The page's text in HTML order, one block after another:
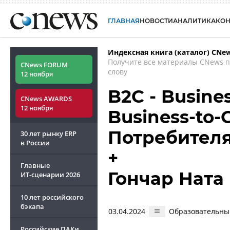
ГЛАВНАЯНОВОСТИАНАЛИТИКА
CNews FORUM
12 ноября
CNews AWARDS
12 ноября
30 лет рынку ERP
в России
Главные
ИТ-сценарии 2026
10 лет российского
бэкапа
Индексная книга (каталог)
Получите все материалы CNews
слову
B2C -
Business-to-
+
Гончар Ната
03.04.2024